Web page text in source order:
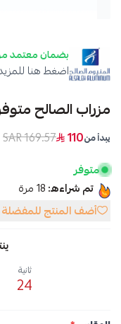
بضمان معتمد
اضغط هنا
مزراب الصالح
يبدأ من110
169.57 SAR
متوفر
تم شراءه:18مرة
أضف المنتج للمفضلة
24
ثانية